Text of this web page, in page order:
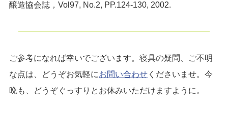
醸造協会誌，Vol97, No.2, PP.124-130, 2002.
ご参考になれば幸いでございます。寝具の疑問、ご不明
な点は、どうぞお気軽にお問い合わせ くださいませ。今
晩も、どうぞぐっすりとお休みいただけますように。